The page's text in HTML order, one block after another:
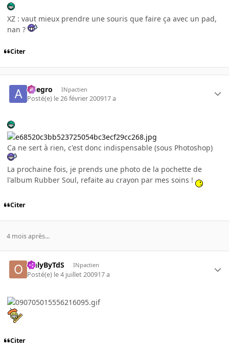
XZ : vaut mieux prendre une souris que faire ça avec un pad,
nan ?
Citer
Allegro INpactien
Posté(e) le 26 février 200917 a
Ca ne sert à rien, c'est donc indispensable (sous Photoshop)
La prochaine fois, je prends une photo de la pochette de
l'album Rubber Soul, refaite au crayon par mes soins !
Citer
4 mois après...
OnlyByTdS INpactien
Posté(e) le 4 juillet 200917 a
Citer